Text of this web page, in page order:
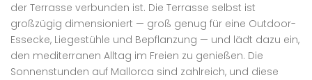
der Terrasse verbunden ist. Die Terrasse selbst ist
großzügig dimensioniert — groß genug für eine Outdoor-
Essecke, Liegestühle und Bepflanzung — und lädt dazu ein,
den mediterranen Alltag im Freien zu genießen. Die
Sonnenstunden auf Mallorca sind zahlreich, und diese